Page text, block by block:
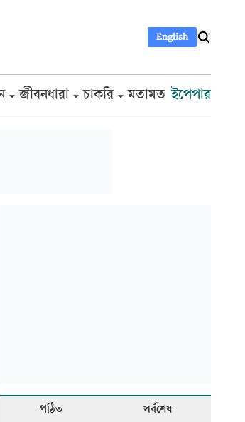
English
জীবনধারা চাকরি মতামত ইপেপার
পঠিত সর্বশেষ